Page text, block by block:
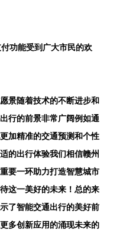
功能受到广大市民的欢
景随着技术的不断进步和
行的前景非常广阔例如通
加精准的交通预测和个性
的出行体验我们相信赣州
要一环助力打造智慧城市
这一美好的未来！总的来
了智能交通出行的美好前
多创新应用的涌现未来的